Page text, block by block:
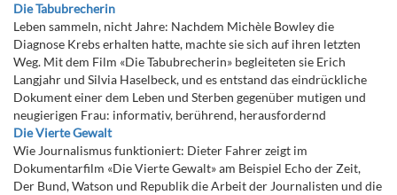
Die Tabubrecherin
Leben sammeln, nicht Jahre: Nachdem Michèle Bowley die
Diagnose Krebs erhalten hatte, machte sie sich auf ihren letzten
Weg. Mit dem Film «Die Tabubrecherin» begleiteten sie Erich
Langjahr und Silvia Haselbeck, und es entstand das eindrückliche
Dokument einer dem Leben und Sterben gegenüber mutigen und
neugierigen Frau: informativ, berührend, herausfordernd
Die Vierte Gewalt
Wie Journalismus funktioniert: Dieter Fahrer zeigt im
Dokumentarfilm «Die Vierte Gewalt» am Beispiel Echo der Zeit,
Der Bund, Watson und Republik die Arbeit der Journalisten und die